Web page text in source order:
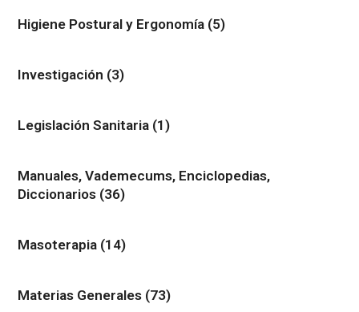
Higiene Postural y Ergonomía (5)
Investigación (3)
Legislación Sanitaria (1)
Manuales, Vademecums, Enciclopedias,
Diccionarios (36)
Masoterapia (14)
Materias Generales (73)